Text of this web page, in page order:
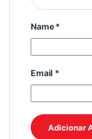
Name*
Email *